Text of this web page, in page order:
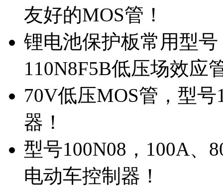
友好的MOS管！
锂电池保护板常用型
110N8F5B低压场效应
70V低压MOS管，型
器！
型号100N08，100A、
电动车控制器！